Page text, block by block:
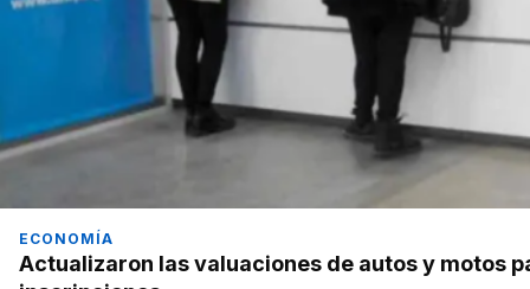
ECONOMÍA
Actualizaron las valuaciones de autos y motos